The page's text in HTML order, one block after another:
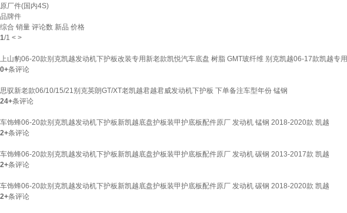
原厂件(国内4S)
品牌件
综合 销量 评论数 新品 价格
1/1 < >
上山豹06-20款别克凯越发动机下护板改装专用新老款凯悦汽车底盘 树脂 GMT玻纤维 别克凯越06-17款凯越专用
0+条评论
思驭新老款06/10/15/21别克英朗GT/XT老凯越君越君威发动机下护板 下单备注车型年份 锰钢
24+条评论
车饰蜂06-20款别克凯越发动机下护板新凯越底盘护板装甲护底板配件原厂 发动机 锰钢 2018-2020款 凯越
2+条评论
车饰蜂06-20款别克凯越发动机下护板新凯越底盘护板装甲护底板配件原厂 发动机 碳钢 2013-2017款 凯越
2+条评论
车饰蜂06-20款别克凯越发动机下护板新凯越底盘护板装甲护底板配件原厂 发动机 碳钢 2018-2020款 凯越
2+条评论